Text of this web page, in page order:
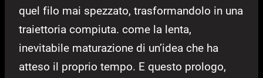
quel filo mai spezzato, trasformandolo in una
traiettoria compiuta. come la lenta,
inevitabile maturazione di un’idea che ha
atteso il proprio tempo. E questo prologo,